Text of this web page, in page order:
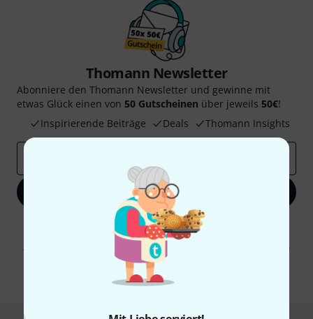
Thomann Newsletter
Abonniere den Thomann Newsletter und gewinne mit
etwas Glück einen von 50 Gutscheinen über jeweils 50€!
Inspirierende Beiträge
Deals Thomann Insights
Jetzt anmelden
Mit Klick auf „Jetzt anmelden“ stimmen Sie dem Erhalt von E-Mail-
Werbung und einer Messung des E-Mail-Nutzungsverhaltens zu. Die
Abmeldung ist jederzeit möglich. Weitere Informationen finden Sie in
unseren
Datenschutzhinweisen
* Pflichtfeld